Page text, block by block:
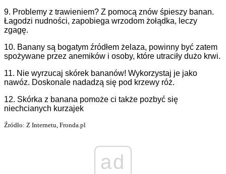
9. Problemy z trawieniem? Z pomocą znów śpieszy banan.
Łagodzi nudności, zapobiega wrzodom żołądka, leczy
zgagę.
10. Banany są bogatym źródłem żelaza, powinny być zatem
spożywane przez anemików i osoby, które utraciły dużo krwi.
11. Nie wyrzucaj skórek bananów! Wykorzystaj je jako
nawóz. Doskonale nadadzą się pod krzewy róż.
12. Skórka z banana pomoże ci także pozbyć się
niechcianych kurzajek
Źródło: Z Internetu, Fronda.pl
ad